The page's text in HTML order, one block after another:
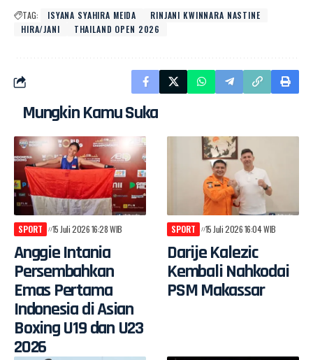
TAG: ISYANA SYAHIRA MEIDA
RINJANI KWINNARA NASTINE
HIRA/JANI
THAILAND OPEN 2026
Mungkin Kamu Suka
SPORT 15 Juli 2026 16:28 WIB
Anggie Intania
Persembahkan
Emas Pertama
Indonesia di Asian
Boxing U19 dan U23
2026
SPORT 15 Juli 2026 16:04 WIB
Darije Kalezic
Kembali Nahkodai
PSM Makassar